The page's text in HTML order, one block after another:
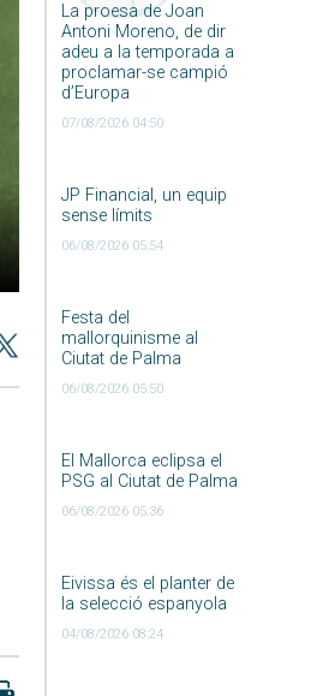
La proesa de Joan
Antoni Moreno, de dir
adeu a la temporada a
proclamar-se campió
d’Europa
07/08/2026 04:50
JP Financial, un equip
sense límits
06/08/2026 05:54
Festa del
mallorquinisme al
Ciutat de Palma
06/08/2026 05:50
El Mallorca eclipsa el
PSG al Ciutat de Palma
06/08/2026 05:36
Eivissa és el planter de
la selecció espanyola
04/08/2026 08:24